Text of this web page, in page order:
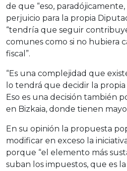
de que “eso,
perjuicio para la propia
“tendría que seguir
comunes como si no hubiera
fiscal”.
“Es una complejidad que
lo tendrá que decidir la
Eso es una decisión también
en Bizkaia, donde tienen
En su opinión la propuesta
modificar en exceso la
porque “el elemento más
suban los impuestos, que es